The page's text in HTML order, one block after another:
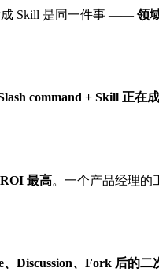
成 Skill 是同一件事 —— 领
command + Skill 正在
最高。一个产品经理的
Discussion、Fork 后的二